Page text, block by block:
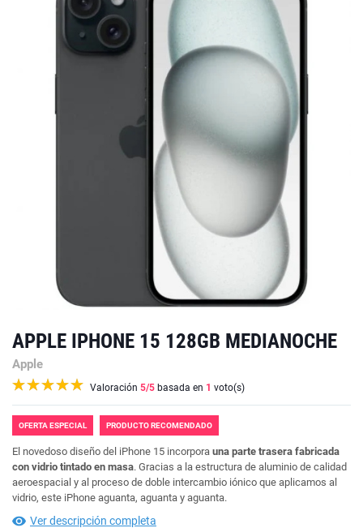
APPLE IPHONE 15 128GB MEDIANOCHE
Apple
Valoración 5/5 basada en 1 voto(s)
OFERTA ESPECIAL PRODUCTO RECOMENDADO
El novedoso diseño del iPhone 15 incorpora una parte trasera fabricada
con vidrio tintado en masa. Gracias a la estructura de aluminio de calidad
aeroespacial y al proceso de doble intercambio iónico que aplicamos al
vidrio, este iPhone aguanta, aguanta y aguanta.
Ver descripción completa